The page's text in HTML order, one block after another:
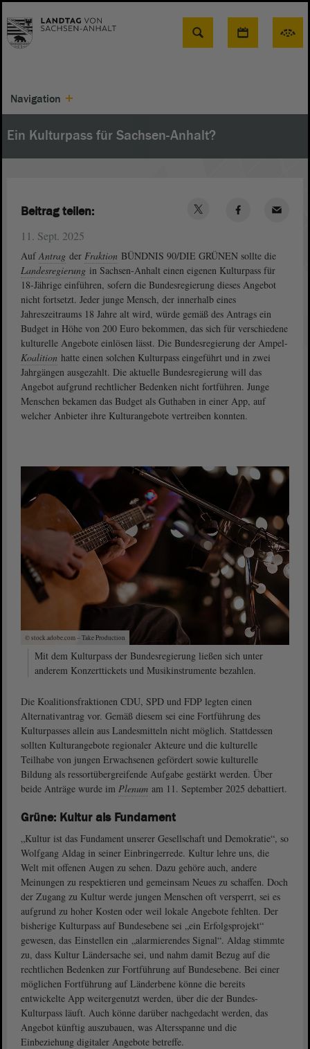
Suche
Navigation
Ein Kulturpass für Sachsen-Anhalt?
11. Sept. 2025
AufAntrag der Fraktion BÜNDNIS 90/DIE GRÜNEN sollte die
Landesregierung in Sachsen-Anhalt einen eigenen Kulturpass für
18-Jährige einführen, sofern die Bundesregierung dieses Angebot
nicht fortsetzt. Jeder junge Mensch, der innerhalb eines
Jahreszeitraums 18 Jahre alt wird, würde gemäß des Antrags ein
Budget in Höhe von 200 Euro bekommen, das sich für verschiedene
kulturelle Angebote einlösen lässt. Die Bundesregierung der Ampel-
Koalition hatte einen solchen Kulturpass eingeführt und in zwei
Jahrgängen ausgezahlt. Die aktuelle Bundesregierung will das
Angebot aufgrund rechtlicher Bedenken nicht fortführen. Junge
Menschen bekamen das Budget als Guthaben in einer App, auf
welcher Anbieter ihre Kulturangebote vertreiben konnten.
© stock.adobe.com – Take Production
Mit dem Kulturpass der Bundesregierung ließen sich unter
anderem Konzerttickets und Musikinstrumente bezahlen.
Die Koalitionsfraktionen CDU, SPD und FDP legten einen
Alternativantrag vor. Gemäß diesem sei eine Fortführung des
Kulturpasses allein aus Landesmitteln nicht möglich. Stattdessen
sollten Kulturangebote regionaler Akteure und die kulturelle
Teilhabe von jungen Erwachsenen gefördert sowie kulturelle
Bildung als ressortübergreifende Aufgabe gestärkt werden. Über
beide Anträge wurde im Plenum am 11. September 2025 debattiert.
Grüne: Kultur als Fundament
„Kultur ist das Fundament unserer Gesellschaft und Demokratie“, so
Wolfgang Aldag in seiner Einbringerrede. Kultur lehre uns, die
Welt mit offenen Augen zu sehen. Dazu gehöre auch, andere
Meinungen zu respektieren und gemeinsam Neues zu schaffen. Doch
der Zugang zu Kultur werde jungen Menschen oft versperrt, sei es
aufgrund zu hoher Kosten oder weil lokale Angebote fehlten. Der
bisherige Kulturpass auf Bundesebene sei „ein Erfolgsprojekt“
gewesen, das Einstellen ein „alarmierendes Signal“. Aldag stimmte
zu, dass Kultur Ländersache sei, und nahm damit Bezug auf die
rechtlichen Bedenken zur Fortführung auf Bundesebene. Bei einer
möglichen Fortführung auf Länderbene könne die bereits
entwickelte App weitergenutzt werden, über die der Bundes-
Kulturpass läuft. Auch könne darüber nachgedacht werden, das
Angebot künftig auszubauen, was Altersspanne und die
Einbeziehung digitaler Angebote betreffe.
Beitrag teilen: